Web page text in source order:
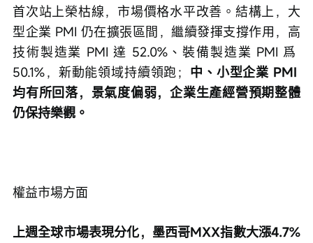
首次站上榮枯線，市場價格水平改善。結構上，大
型企業 PMI 仍在擴張區間，繼續發揮支撐作用，高
技術製造業 PMI 達 52.0%、裝備製造業 PMI 爲
50.1%，新動能領域持續領跑； 中、小型企業 PMI
均有所回落，景氣度偏弱，企業生產經營預期整體
仍保持樂觀。
權益市場方面
上週全球市場表現分化，墨西哥MXX指數大漲4.7%